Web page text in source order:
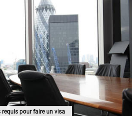
pour faire un visa